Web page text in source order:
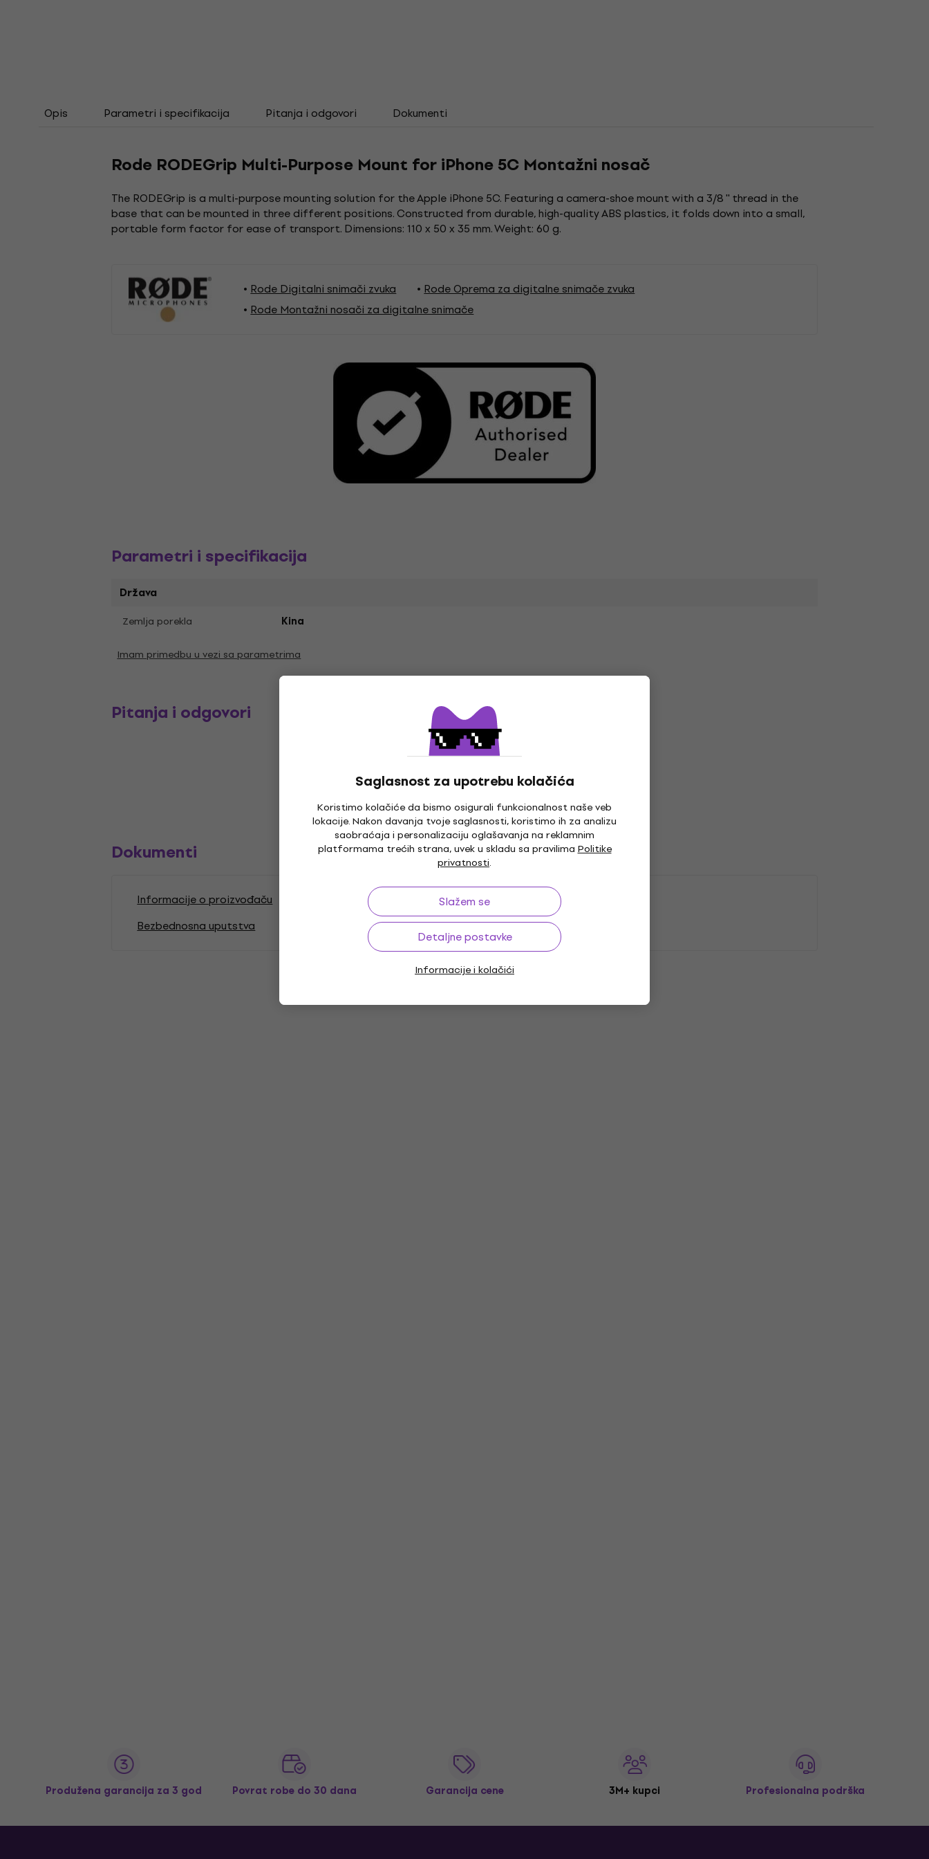
Saglasnost za upotrebu kolačića
Koristimo kolačiće da bismo osigurali funkcionalnost naše veb
lokacije. Nakon davanja tvoje saglasnosti, koristimo ih za analizu
saobraćaja i personalizaciju oglašavanja na reklamnim
platformama trećih strana, uvek u skladu sa pravilima Politike
privatnosti.
Slažem se
Detaljne postavke
Informacije i kolačići
Opis Parametri i specifikacija Pitanja i odgovori Dokumenti
Rode RODEGrip Multi-Purpose Mount for iPhone 5C Montažni nosač
The RODEGrip is a multi-purpose mounting solution for the Apple iPhone 5C. Featuring a camera-shoe mount with a 3/8 '' thread in the
base that can be mounted in three different positions. Constructed from durable, high-quality ABS plastics, it folds down into a small,
portable form factor for ease of transport. Dimensions: 110 x 50 x 35 mm. Weight: 60 g.
Rode Digitalni snimači zvuka
Rode Oprema za digitalne snimače zvuka
Rode Montažni nosači za digitalne snimače
Parametri i specifikacija
Država
Zemlja porekla Kina
Imam primedbu u vezi sa parametrima
Pitanja i odgovori
Dokumenti
Informacije o proizvođaču
Bezbednosna uputstva
Produžena garancija za 3 god Povrat robe do 30 dana Garancija cene 3M+ kupci Profesionalna podrška